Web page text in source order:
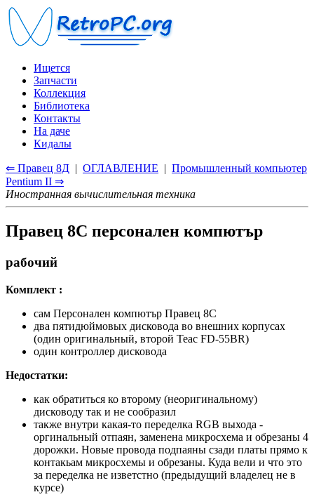
Ищется
Запчасти
Коллекция
Библиотека
Контакты
На даче
Кидалы
⇐ Правец 8Д | ОГЛАВЛЕНИЕ | Промышленный компьютер
Pentium II ⇒
Иностранная вычислительная техника
Правец 8С персонален компютър
рабочий
Комплект :
сам Персонален компютър Правец 8С
два пятидюймовых дисковода во внешних корпусах
(один оригинальный, второй Teac FD-55BR)
один контроллер дисковода
Недостатки:
как обратиться ко второму (неоригинальному)
дисководу так и не сообразил
также внутри какая-то переделка RGB выхода -
оргинальный отпаян, заменена микросхема и обрезаны 4
дорожки. Новые провода подпаяны сзади платы прямо к
контакьам микросхемы и обрезаны. Куда вели и что это
за переделка не изветстно (предыдущий владелец не в
курсе)